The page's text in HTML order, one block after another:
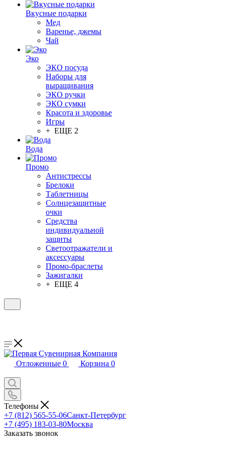
Вкусные подарки
Мед
Варенье, джемы
Чай
Эко
ЭКО посуда
Наборы для
выращивания
ЭКО ручки
ЭКО сумки
Красота и здоровье
Игры
+ ЕЩЕ 2
Вода
Промо
Антистрессы
Брелоки
Таблетницы
Солнцезащитные
очки
Средства
индивидуальной
защиты
Светоотражатели и
аксессуары
Промо-браслеты
Зажигалки
+ ЕЩЕ 4
Отложенные 0 Корзина 0
Телефоны
+7 (812) 565-55-06Санкт-Петербург
+7 (495) 183-03-80Москва
Заказать звонок